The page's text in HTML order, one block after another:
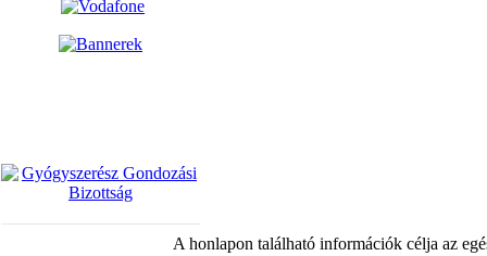
A honlapon található információk célja az